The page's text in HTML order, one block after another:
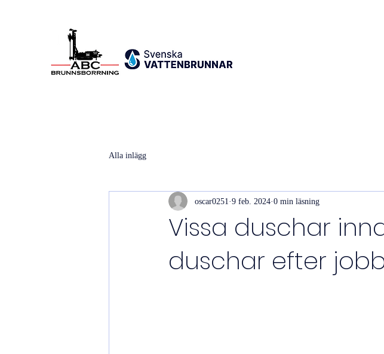
Alla inlägg
Vissa duschar
duschar efter
oscar0251 9 feb. 2024 0 min läsning